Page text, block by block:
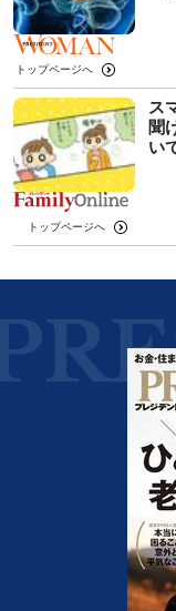
トップページへ
ス
聞
い
トップページへ